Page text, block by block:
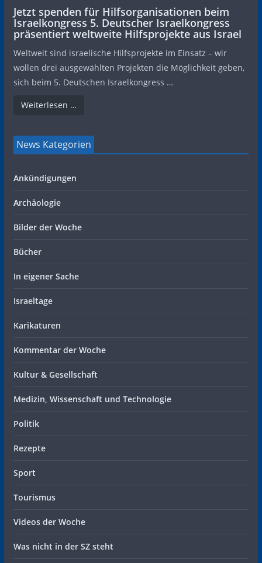
Jetzt spenden für Hilfsorganisationen beim
Israelkongress 5. Deutscher Israelkongress
präsentiert weltweite Hilfsprojekte aus Israel
Weltweit sind israelische Hilfsprojekte im Einsatz – wir
wollen drei ausgewählten Projekten die Möglichkeit geben,
sich beim 5. Deutschen Israelkongress …
Weiterlesen …
News Kategorien
Ankündigungen
Archäologie
Bilder der Woche
Bücher
In eigener Sache
Israeltage
Karikaturen
Kommentar der Woche
Kultur & Gesellschaft
Medizin, Wissenschaft und Technologie
Politik
Rezepte
Sport
Tourismus
Videos der Woche
Was nicht in der SZ steht